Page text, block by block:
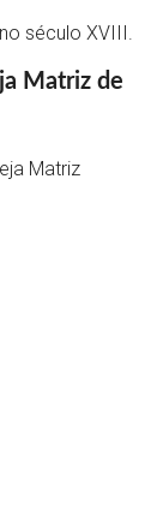
século XVIII.
Matriz de